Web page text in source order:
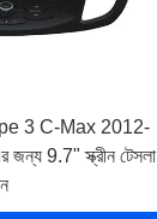
3 C-Max 2012-
9.7" স্ক্রীন টেসলা